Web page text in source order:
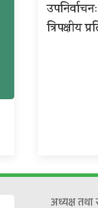
त्रिपक्षीय
अध्यक्ष